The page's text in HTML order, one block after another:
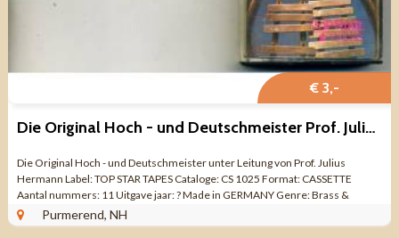
€ 3,-
Die Original Hoch - und Deutschmeister Prof. Julius Hermann
Die Original Hoch - und Deutschmeister unter Leitung von Prof. Julius
Hermann Label: TOP STAR TAPES Cataloge: CS 1025 Format: CASSETTE
Aantal nummers: 11 Uitgave jaar: ? Made in GERMANY Genre: Brass &
Military Kwaliteit: ZEER ...
Purmerend, NH